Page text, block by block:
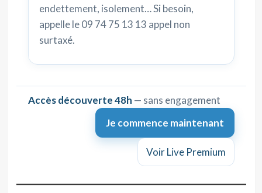
endettement, isolement… Si besoin,
appelle le 09 74 75 13 13 appel non
surtaxé.
Accès découverte 48h — sans engagement
Je commence maintenant
Voir Live Premium